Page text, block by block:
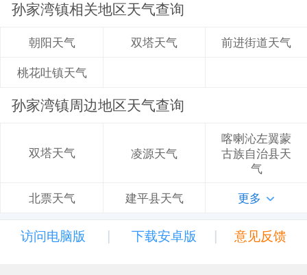
孙家湾镇相关地区天气查询
朝阳天气 双塔天气 前进街道天气
桃花吐镇天气
孙家湾镇周边地区天气查询
双塔天气 凌源天气
喀喇沁左翼蒙
古族自治县天
气
北票天气 建平县天气 更多
访问电脑版 | 下载安卓版 | 意见反馈